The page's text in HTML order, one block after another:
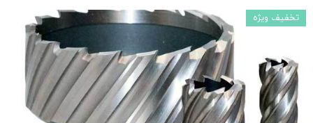
تخفیف ویژه